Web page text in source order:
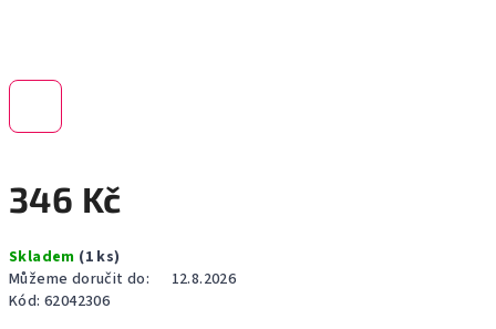
346 Kč
cena:
Skladem (1 ks)
Můžeme doručit do:
12.8.2026
Kód: 62042306